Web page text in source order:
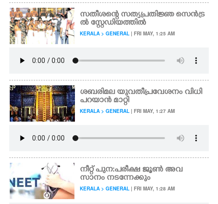
സതീശന്റെ സത്യപ്രതിജ്ഞ സെൻട്ര
ൽ സ്റ്റേഡിയത്തിൽ
KERALA > GENERAL | FRI MAY, 1:25 AM
ശബരിമല യുവതീപ്രവേശനം വിധി
പറയാൻ മാറ്റി
KERALA > GENERAL | FRI MAY, 1:27 AM
നീറ്റ് പുന:പരീക്ഷ ജൂൺ അവ
സാനം നടന്നേക്കും
KERALA > GENERAL | FRI MAY, 1:28 AM